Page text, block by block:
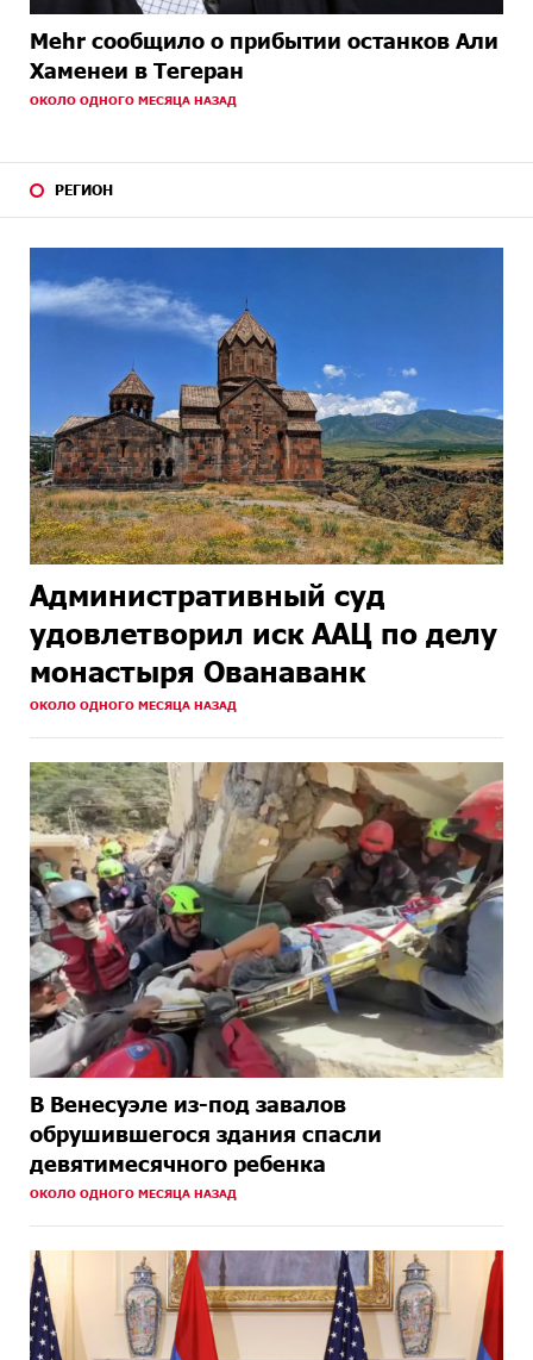
Mehr сообщило о прибытии останков Али
Хаменеи в Тегеран
ОКОЛО ОДНОГО МЕСЯЦА НАЗАД
РЕГИОН
Административный суд
удовлетворил иск ААЦ по делу
монастыря Ованаванк
ОКОЛО ОДНОГО МЕСЯЦА НАЗАД
В Венесуэле из-под завалов
обрушившегося здания спасли
девятимесячного ребенка
ОКОЛО ОДНОГО МЕСЯЦА НАЗАД